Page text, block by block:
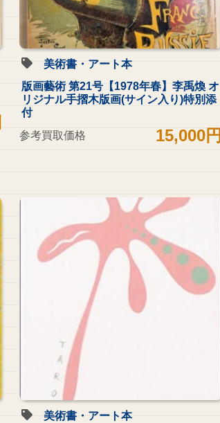
美術書・アート本
版画藝術 第21号【1978年春】李禹煥 オ
リジナル手摺木版画(サイン入り)特別添
付
参考買取価格
15,000円
美術書・アート本